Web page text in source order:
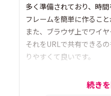
多く準備されており、時
フレームを簡単に作ること
また、ブラウザ上でワイヤ
それをURLで共有できる
りやすくて良いです。
続き